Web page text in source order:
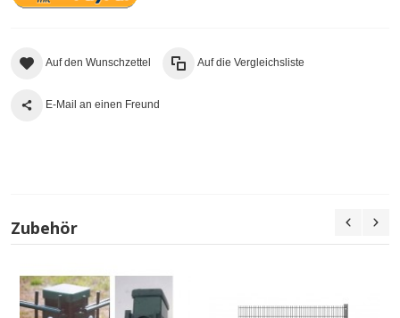
Auf den Wunschzettel Auf die Vergleichsliste
E-Mail an einen Freund
Zubehör